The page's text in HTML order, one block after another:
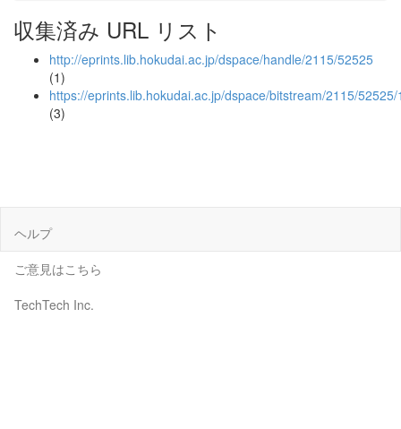
収集済み URL リスト
http://eprints.lib.hokudai.ac.jp/dspace/handle/2115/52525
(1)
https://eprints.lib.hokudai.ac.jp/dspace/bitstream/2115/
(3)
ヘルプ
ご意見はこちら
TechTech Inc.